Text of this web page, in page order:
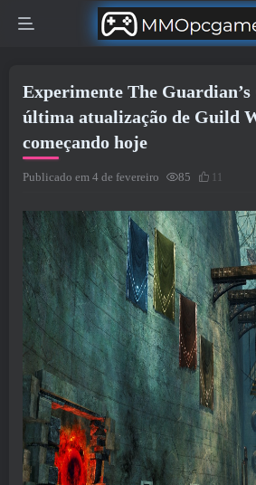
Experimente The
última atualização de Guild
começando hoje
Publicado em 4 de fevereiro 85